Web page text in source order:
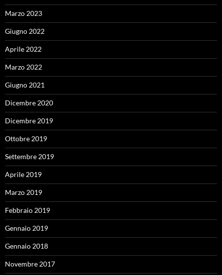
Marzo 2023
Giugno 2022
Aprile 2022
Marzo 2022
Giugno 2021
Dicembre 2020
Dicembre 2019
Ottobre 2019
Settembre 2019
Aprile 2019
Marzo 2019
Febbraio 2019
Gennaio 2019
Gennaio 2018
Novembre 2017